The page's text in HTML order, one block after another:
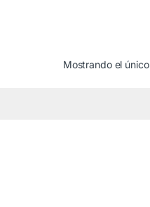
Mostrando el